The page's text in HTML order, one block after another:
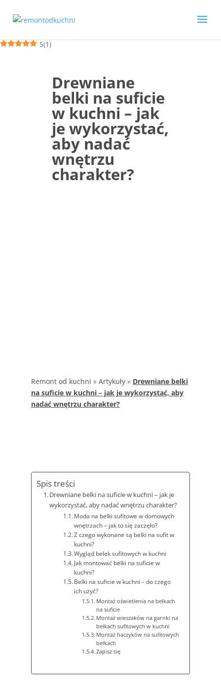
5(1)
Drewniane
belki na suficie
w kuchni – jak
je wykorzystać,
aby nadać
wnętrzu
charakter?
Remont od kuchni » Artykuły» Drewniane belki
na suficie w kuchni – jak je wykorzystać, aby
nadać wnętrzu charakter?
Spis treści
Drewniane belki na suficie w kuchni – jak je
wykorzystać, aby nadać wnętrzu charakter?
Moda na belki sufitowe w domowych
wnętrzach – jak to się zaczęło?
Z czego wykonane są belki na sufit w
kuchni?
Wygląd belek sufitowych w kuchni
Jak montować belki na suficie w
kuchni?
Belki na suficie w kuchni – do czego
ich użyć?
Montaż oświetlenia na belkach
na suficie
Montaż wieszaków na garnki na
belkach sufitowych w kuchni
Montaż haczyków na sufitowych
belkach
Zapisz się